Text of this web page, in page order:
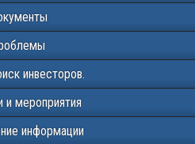
инвесторов.
и мероприятия
информации